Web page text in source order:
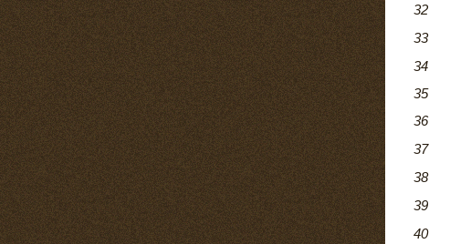
32
33
34
35
36
37
38
39
40